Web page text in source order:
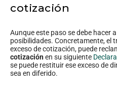
cotización
Aunque este paso se debe hacer
posibilidades. Concretamente, el
exceso de cotización, puede
cotizaciónen su siguiente
se puede restituir ese exceso de
sea en diferido.